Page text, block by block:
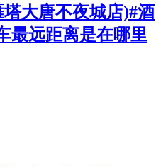
大唐不夜城店)#酒
最远距离是在哪里